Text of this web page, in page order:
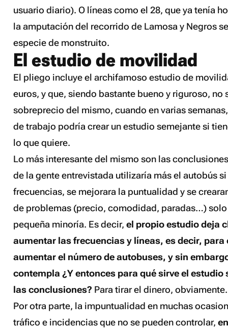
usuario diario). O líneas como el 28, que ya tenía
la amputación del recorrido de Lamosa y Negros
especie de monstruito.
El estudio de movilidad
El pliego incluye el archifamoso estudio de
euros, y que, siendo bastante bueno y riguroso, no
sobreprecio del mismo, cuando en varias
de trabajo podría crear un estudio semejante si
lo que quiere.
Lo más interesante del mismo son las
de la gente entrevistada utilizaría más el autobús
frecuencias, se mejorara la puntualidad y se
de problemas (precio, comodidad, paradas…)
pequeña minoría. Es decir,el propio estudio deja
aumentar las frecuencias y líneas, es decir, para
aumentar el número de autobuses, y sin
contempla ¿Y entonces para qué sirve el estudio
las conclusiones? Para tirar el dinero, obviamente.
Por otra parte, la impuntualidad en muchas
tráfico e incidencias que no se pueden controlar,